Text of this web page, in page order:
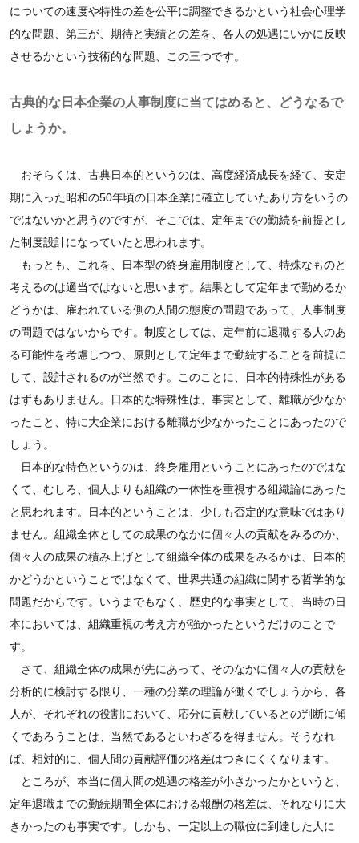
についての速度や特性の差を公平に調整できるかという社会心理学
的な問題、第三が、期待と実績との差を、各人の処遇にいかに反映
させるかという技術的な問題、この三つです。
古典的な日本企業の人事制度に当てはめると、どうなるで
しょうか。
おそらくは、古典日本的というのは、高度経済成長を経て、安定
期に入った昭和の50年頃の日本企業に確立していたあり方をいうの
ではないかと思うのですが、そこでは、定年までの勤続を前提とし
た制度設計になっていたと思われます。
もっとも、これを、日本型の終身雇用制度として、特殊なものと
考えるのは適当ではないと思います。結果として定年まで勤めるか
どうかは、雇われている側の人間の態度の問題であって、人事制度
の問題ではないからです。制度としては、定年前に退職する人のあ
る可能性を考慮しつつ、原則として定年まで勤続することを前提に
して、設計されるのが当然です。このことに、日本的特殊性がある
はずもありません。日本的な特殊性は、事実として、離職が少なか
ったこと、特に大企業における離職が少なかったことにあったので
しょう。
日本的な特色というのは、終身雇用ということにあったのではな
くて、むしろ、個人よりも組織の一体性を重視する組織論にあった
と思われます。日本的ということは、少しも否定的な意味ではあり
ません。組織全体としての成果のなかに個々人の貢献をみるのか、
個々人の成果の積み上げとして組織全体の成果をみるかは、日本的
かどうかということではなくて、世界共通の組織に関する哲学的な
問題だからです。いうまでもなく、歴史的な事実として、当時の日
本においては、組織重視の考え方が強かったというだけのことで
す。
さて、組織全体の成果が先にあって、そのなかに個々人の貢献を
分析的に検討する限り、一種の分業の理論が働くでしょうから、各
人が、それぞれの役割において、応分に貢献しているとの判断に傾
くであろうことは、当然であるといわざるを得ません。そうなれ
ば、相対的に、個人間の貢献評価の格差はつきにくくなります。
ところが、本当に個人間の処遇の格差が小さかったかというと、
定年退職までの勤続期間全体における報酬の格差は、それなりに大
きかったのも事実です。しかも、一定以上の職位に到達した人に